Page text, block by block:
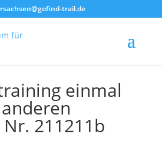
trail.de
einmal
211211b